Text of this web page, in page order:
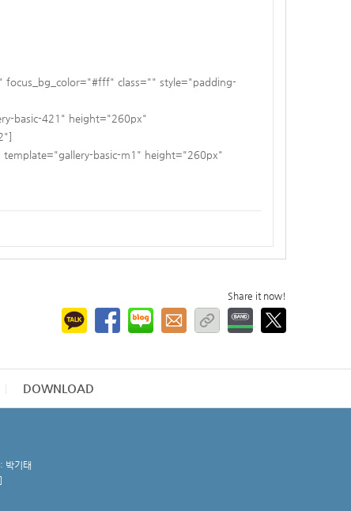
focus_bg_color="#fff" class="" style="padding-
basic-421" height="260px"
basic-m1" height="260px"
Share it now!
DOWNLOAD
박기태
]